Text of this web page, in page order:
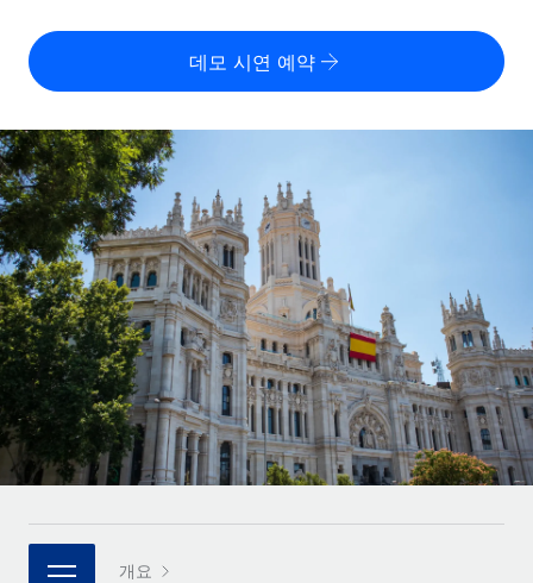
PEO
복잡한 고용 업무를 아웃소싱
인프라
Remote 통합
HR을 워크플로에 매끄럽게 통합
플랫폼
팀을 위한 통합된 핵심 HR 기능
연결
새로운
통합
핵심 비즈니스 도구로 프로세스를 간소화
Remote와 다른 솔루션 비교
다른 업체들과 비교해보기
성장 단계
스타트업
성장하는 기업을 위한 민첩한 글로벌 HR 및 급여 솔루션
중견기업
맞춤형 HR 솔루션으로 팀 확장
엔터프라이즈
대기업을 위한 글로벌 HR
REMOTE 파트너 되기
플랫폼에 글로벌 HR을 유연하게 통합
국가별 총 인건비 계산
글로벌 계약직을 위한 통화 옵션과 지급 소요 시간 확인
REMOTE와 함께 배우기
리서치 및 가이드
사례 연구
HR 용어집
체크리스트 및 템플릿
직무 설명 라이브러리
이벤트
한국어
English
Nederlands
Français
Deutsch
Español
Italiano
Português (Portugal)
한국어
데모 시연 예약
개요